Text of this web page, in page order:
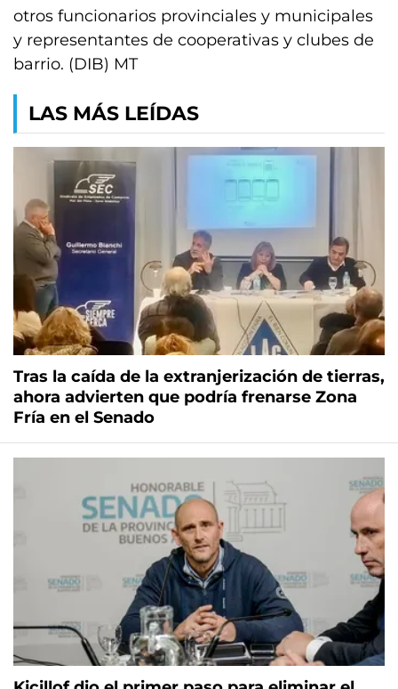
otros funcionarios provinciales y municipales
y representantes de cooperativas y clubes de
barrio. (DIB) MT
LAS MÁS LEÍDAS
Tras la caída de la extranjerización de tierras,
ahora advierten que podría frenarse Zona
Fría en el Senado